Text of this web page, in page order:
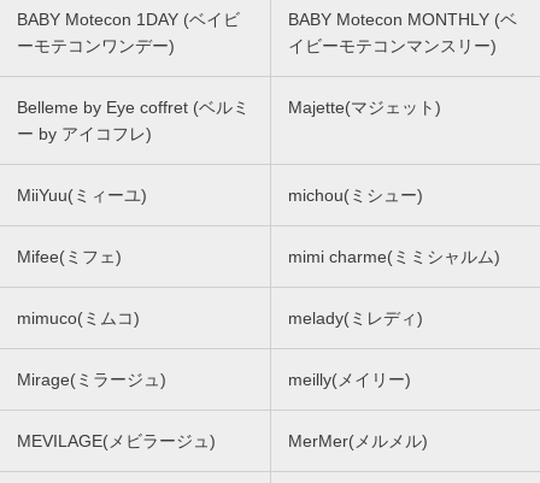
BABY Motecon 1DAY (ベイビ
ーモテコンワンデー)
BABY Motecon MONTHLY (ベ
イビーモテコンマンスリー)
Belleme by Eye coffret (ベルミ
ー by アイコフレ)
Majette(マジェット)
MiiYuu(ミィーユ) michou(ミシュー)
Mifee(ミフェ) mimi charme(ミミシャルム)
mimuco(ミムコ) melady(ミレディ)
Mirage(ミラージュ) meilly(メイリー)
MEVILAGE(メビラージュ) MerMer(メルメル)